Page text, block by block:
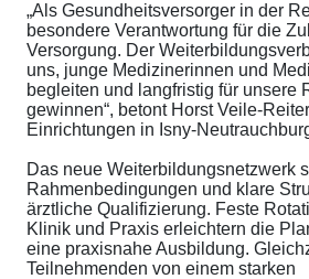
„Als Gesundheitsversorger in der
besondere Verantwortung für die
Versorgung. Der
uns, junge Medizinerinnen und
begleiten und langfristig für unsere
gewinnen“, betont Horst Veile-
Einrichtungen in Isny-
Das neue Weiterbildungsnetzwerk
Rahmenbedingungen und klare
ärztliche Qualifizierung. Feste
Klinik und Praxis erleichtern die
eine praxisnahe Ausbildung.
Teilnehmenden von einem starken